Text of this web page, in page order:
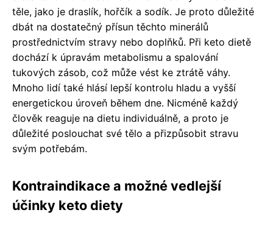
těle, jako je draslík, hořčík a sodík. Je proto důležité
dbát na dostatečný přísun těchto minerálů
prostřednictvím stravy nebo doplňků. Při keto dietě
dochází k úpravám metabolismu a spalování
tukových zásob, což může vést ke ztrátě váhy.
Mnoho lidí také hlásí lepší kontrolu hladu a vyšší
energetickou úroveň během dne. Nicméně každý
člověk reaguje na dietu individuálně, a proto je
důležité poslouchat své tělo a přizpůsobit stravu
svým potřebám.
Kontraindikace a možné vedlejší
účinky keto diety